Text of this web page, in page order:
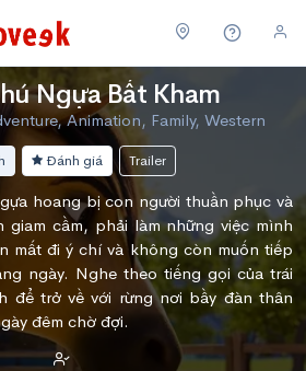
Ngựa Bất Kham
Animation, Family, Western
Đánh giá Trailer
hoang bị con người thuần phục và
giam cầm, phải làm những việc mình
mất đi ý chí và không còn muốn tiếp
ngày. Nghe theo tiếng gọi của trái
để trở về với rừng nơi bầy đàn thân
đêm chờ đợi.